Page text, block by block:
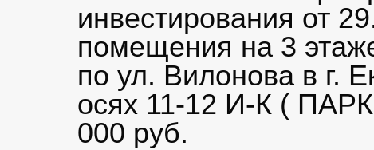
инвестирования от
помещения на 3
по ул. Вилонова в г.
осях 11-12 И-К (
000 руб.